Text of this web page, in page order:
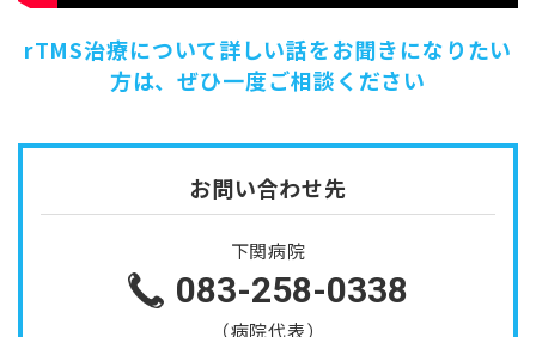
rTMS治療について詳しい話をお聞きになりたい
方は、ぜひ一度ご相談ください
お問い合わせ先
下関病院
083-258-0338
（病院代表）